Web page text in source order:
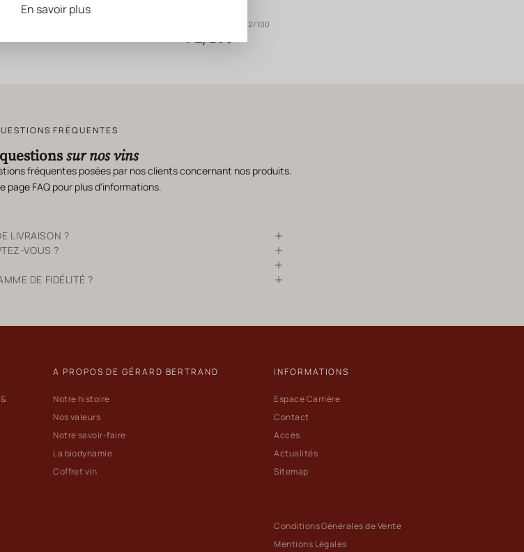
En savoir plus
BETTANE+DESSEAUVE 92/100
92/100
FRÉQUENTES
sur nos vins
fréquentes posées par nos clients concernant nos produits.
page FAQ pour plus d'informations.
LIVRAISON ?
VOUS ?
DE FIDÉLITÉ ?
A PROPOS DE GÉRARD BERTRAND
Notre histoire
Nos valeurs
Notre savoir-faire
La biodynamie
Coffret vin
INFORMATIONS
Espace Carrière
Contact
Accès
Actualités
Sitemap
Conditions Générales de Vente
Mentions Légales